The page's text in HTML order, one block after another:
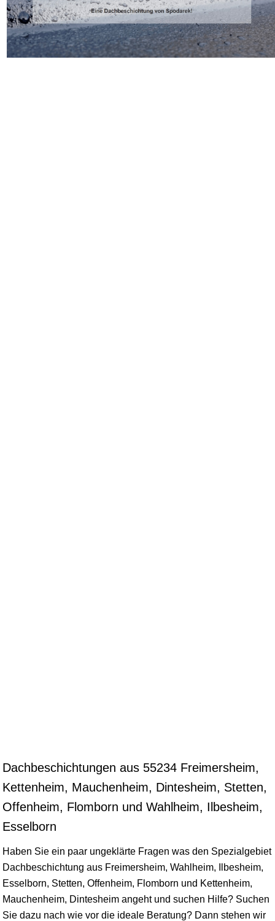
Dachbeschichtungen aus 55234 Freimersheim,
Kettenheim, Mauchenheim, Dintesheim, Stetten,
Offenheim, Flomborn und Wahlheim, Ilbesheim,
Esselborn
Haben Sie ein paar ungeklärte Fragen was den Spezialgebiet
Dachbeschichtung aus Freimersheim, Wahlheim, Ilbesheim,
Esselborn, Stetten, Offenheim, Flomborn und Kettenheim,
Mauchenheim, Dintesheim angeht und suchen Hilfe? Suchen
Sie dazu nach wie vor die ideale Beratung? Dann stehen wir